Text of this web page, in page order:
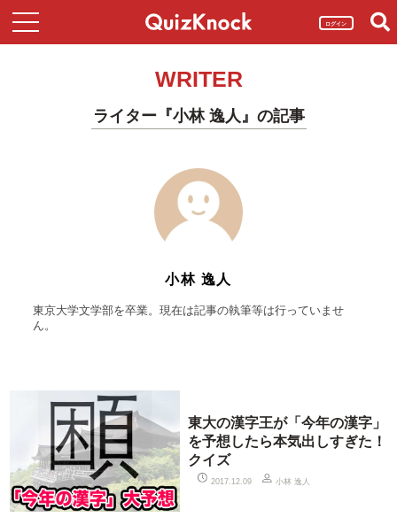
ログイン
WRITER
ライター『小林 逸人』の記事
小林 逸人
東京大学文学部を卒業。現在は記事の執筆等は行っていませ
ん。
東大の漢字王が「今年の漢字」
を予想したら本気出しすぎた！
クイズ
2017.12.09 小林 逸人